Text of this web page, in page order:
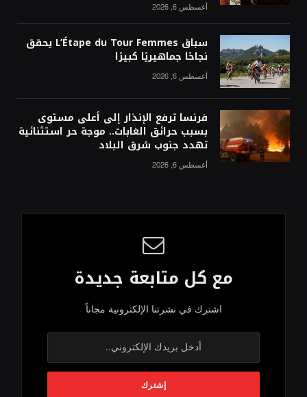
أغسطس 6, 2026
سباق L’Étape du Tour Femmes يحقق
نجاحًا جماهيريًا كبيرًا
أغسطس 6, 2026
فرنسا ترفع الإنذار إلى أعلى مستوى
بسبب حرائق الغابات.. موجة حر استثنائية
تهدد جنوب شرق البلاد
أغسطس 6, 2026
مع كل متابعة جديدة
اشترك في نشرتنا الإلكترونية مجاناً